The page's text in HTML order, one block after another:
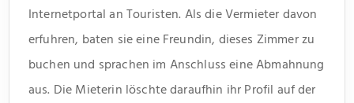
Internetportal an Touristen. Als die Vermieter davon
erfuhren, baten sie eine Freundin, dieses Zimmer zu
buchen und sprachen im Anschluss eine Abmahnung
aus. Die Mieterin löschte daraufhin ihr Profil auf der